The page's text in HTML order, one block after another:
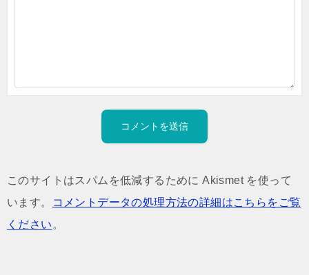
このサイトはスパムを低減するために Akismet を使って
います。
コメントデータの処理方法の詳細はこちらをご覧
ください 。